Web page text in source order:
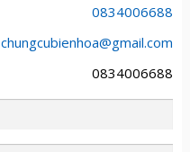
0834006688
chungcubienhoa@gmail.com
0834006688